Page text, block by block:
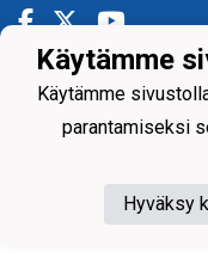
Powered by
Käytämme
Käytämme
parantamiseksi
Hyväksy